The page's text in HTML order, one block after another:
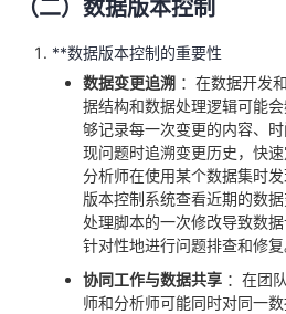
（二）数据版本控制
**数据版本控制的重要性
数据变更追溯 ：在数据开发
据结构和数据处理逻辑可能
够记录每一次变更的内容、
现问题时追溯变更历史，快
分析师在使用某个数据集时
版本控制系统查看近期的数
处理脚本的一次修改导致数
针对性地进行问题排查和修复
协同工作与数据共享 ：在团
师和分析师可能同时对同一